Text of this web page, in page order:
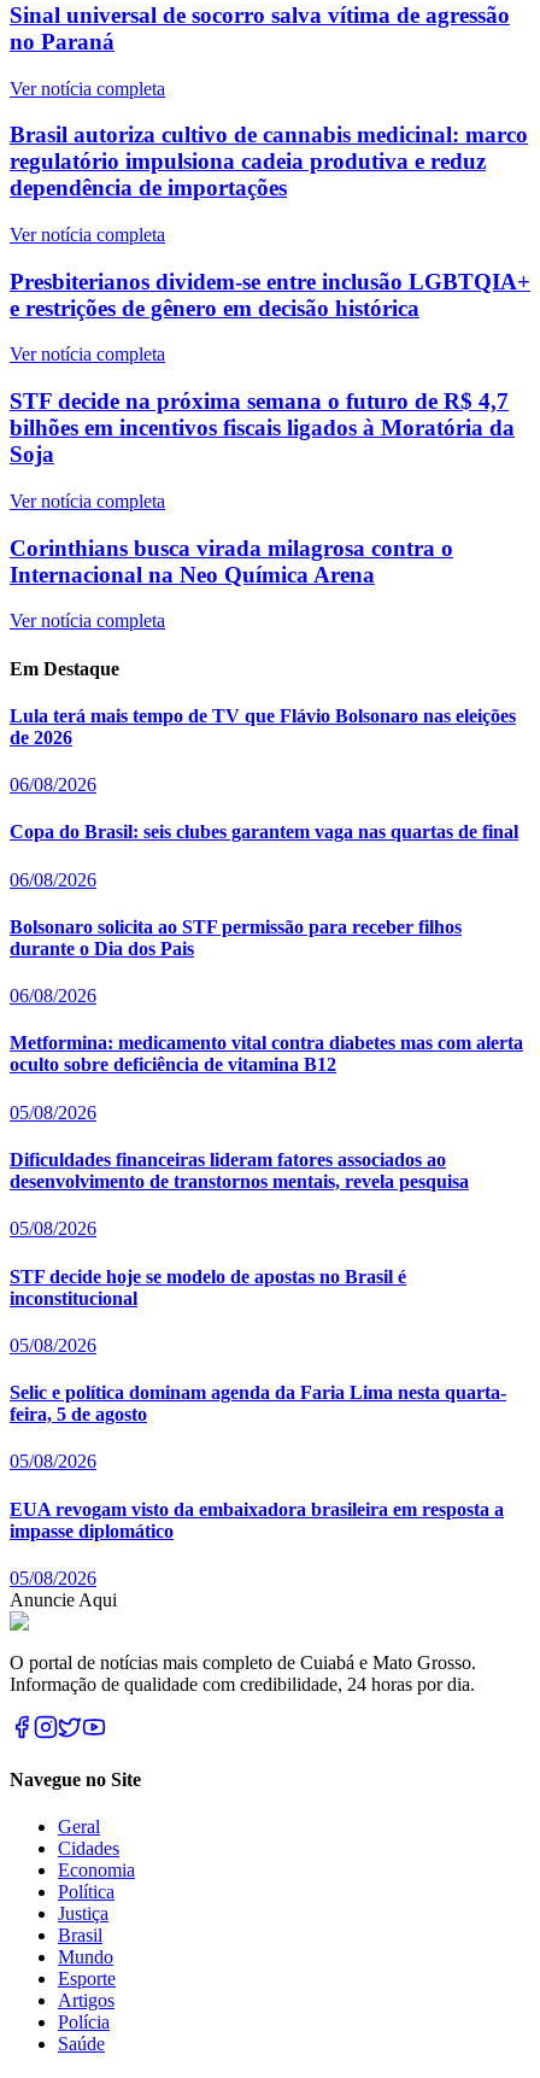
Sinal universal de socorro salva vítima de agressão
no Paraná
Ver notícia completa
Brasil autoriza cultivo de cannabis medicinal: marco
regulatório impulsiona cadeia produtiva e reduz
dependência de importações
Ver notícia completa
Presbiterianos dividem-se entre inclusão LGBTQIA+
e restrições de gênero em decisão histórica
Ver notícia completa
STF decide na próxima semana o futuro de R$ 4,7
bilhões em incentivos fiscais ligados à Moratória da
Soja
Ver notícia completa
Corinthians busca virada milagrosa contra o
Internacional na Neo Química Arena
Ver notícia completa
Em Destaque
Lula terá mais tempo de TV que Flávio Bolsonaro nas eleições
de 2026
06/08/2026
Copa do Brasil: seis clubes garantem vaga nas quartas de final
06/08/2026
Bolsonaro solicita ao STF permissão para receber filhos
durante o Dia dos Pais
06/08/2026
Metformina: medicamento vital contra diabetes mas com alerta
oculto sobre deficiência de vitamina B12
05/08/2026
Dificuldades financeiras lideram fatores associados ao
desenvolvimento de transtornos mentais, revela pesquisa
05/08/2026
STF decide hoje se modelo de apostas no Brasil é
inconstitucional
05/08/2026
Selic e política dominam agenda da Faria Lima nesta quarta-
feira, 5 de agosto
05/08/2026
EUA revogam visto da embaixadora brasileira em resposta a
impasse diplomático
05/08/2026
Anuncie Aqui
O portal de notícias mais completo de Cuiabá e Mato Grosso.
Informação de qualidade com credibilidade, 24 horas por dia.
Navegue no Site
Geral
Cidades
Economia
Política
Justiça
Brasil
Mundo
Esporte
Artigos
Polícia
Saúde